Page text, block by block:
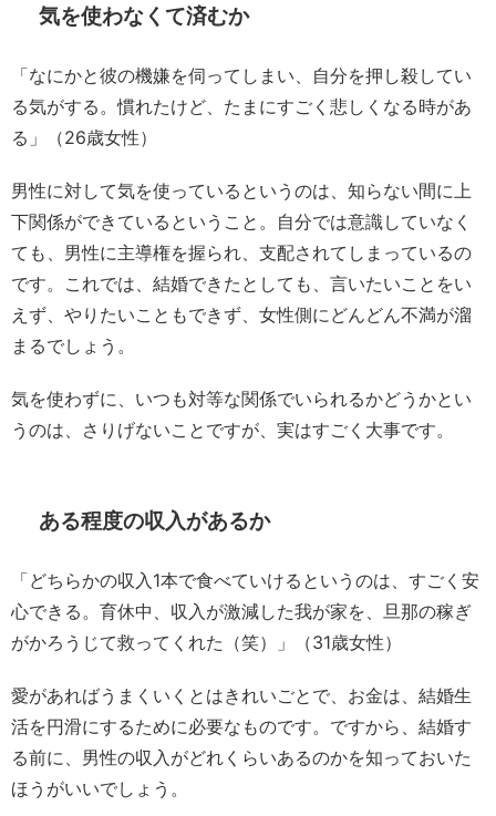
気を使わなくて済むか
「なにかと彼の機嫌を伺ってしまい、自分を押し殺してい
る気がする。慣れたけど、たまにすごく悲しくなる時があ
る」（26歳女性）
男性に対して気を使っているというのは、知らない間に上
下関係ができているということ。自分では意識していなく
ても、男性に主導権を握られ、支配されてしまっているの
です。これでは、結婚できたとしても、言いたいことをい
えず、やりたいこともできず、女性側にどんどん不満が溜
まるでしょう。
気を使わずに、いつも対等な関係でいられるかどうかとい
うのは、さりげないことですが、実はすごく大事です。
ある程度の収入があるか
「どちらかの収入1本で食べていけるというのは、すごく安
心できる。育休中、収入が激減した我が家を、旦那の稼ぎ
がかろうじて救ってくれた（笑）」（31歳女性）
愛があればうまくいくとはきれいごとで、お金は、結婚生
活を円滑にするために必要なものです。ですから、結婚す
る前に、男性の収入がどれくらいあるのかを知っておいた
ほうがいいでしょう。